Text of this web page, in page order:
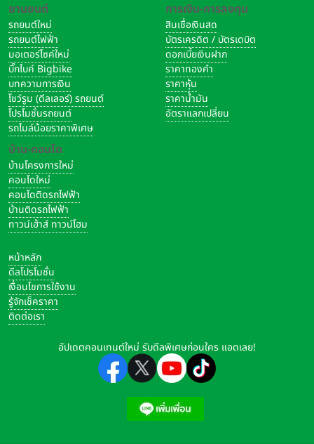
ยานยนต์
รถยนต์ใหม่
รถยนต์ไฟฟ้า
มอเตอร์ไซค์ใหม่
บิ๊กไบค์ Bigbike
บทความการเงิน
โชว์รูม (ดีลเลอร์) รถยนต์
โปรโมชั่นรถยนต์
รถไมล์น้อยราคาพิเศษ
บ้าน-คอนโด
บ้านโครงการใหม่
คอนโดใหม่
คอนโดติดรถไฟฟ้า
บ้านติดรถไฟฟ้า
ทาวน์เฮ้าส์ ทาวน์โฮม
การเงิน-การลงทุน
สินเชื่อเงินสด
บัตรเครดิต / บัตรเดบิต
ดอกเบี้ยเงินฝาก
ราคาทองคำ
ราคาหุ้น
ราคาน้ำมัน
อัตราแลกเปลี่ยน
หน้าหลัก
ดีลโปรโมชั่น
เงื่อนไขการใช้งาน
รู้จักเช็คราคา
ติดต่อเรา
อัปเดตคอนเทนต์ใหม่ รับดีลพิเศษก่อนใคร แอดเลย!